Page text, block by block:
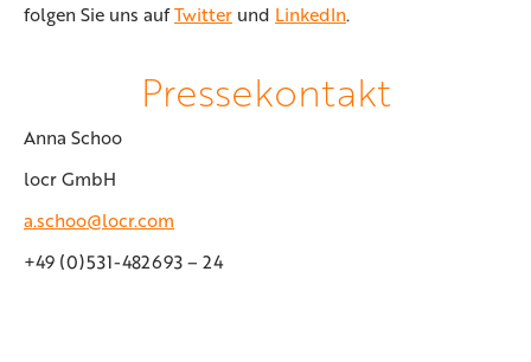
folgen Sie uns aufTwitter und LinkedIn.
Pressekontakt
Anna Schoo
locr GmbH
a.schoo@locr.com
+49 (0)531-482693 – 24